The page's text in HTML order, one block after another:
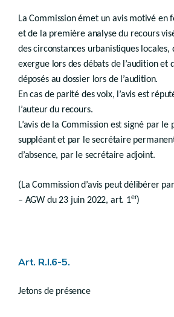
Section1re
Classification des plans, périmètres,
Section2.
Principes généraux de
Art. R.VIII.4-1
Réunion
Section 1ère
(Réunion d'information préalable à la
Section 2 (Réunion d'information préalable à une procédure
Art. R.VIII.5/4-1
(Réunion d'information préalable à une
Art. R.VIII.5/11-1
Chapitre 3 Annonce de
Art. R.VIII.6-1
Chapitre 4
Enquête publique
Section1re
Mesures d'annonce
Art. R.VIII.7-2
Art. R.VIII.8-1
Section
Séance de présentation du
Section
Art. R.VIII.18-1
La Commission émet un avis motivé en
et de la première analyse du recours
des circonstances urbanistiques locales,
exergue lors des débats de l’audition et
déposés au dossier lors de l’audition.
En cas de parité des voix, l’avis est
l’auteur du recours.
L’avis de la Commission est signé par le
suppléant et par le secrétaire
d’absence, par le secrétaire adjoint.
(La Commission d’avis peut délibérer
– AGW du 23 juin 2022, art. 1er)
Art. R.I.6-5.
Jetons de présence